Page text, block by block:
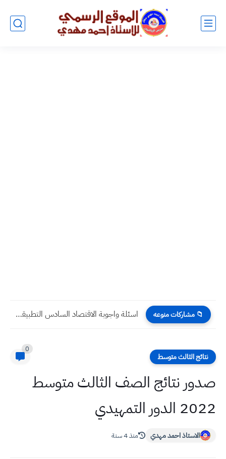
📁 مشاركات منوعه اسئلة واجوبة الاقتصاد السادس التطبيقي نصف السنة 2023
نتائج الثالث متوسط
0
صدور نتائج الصف الثالث متوسط
2022 الدور التمهيدي
الاستاذ احمد مهدي منذ 4 سنة